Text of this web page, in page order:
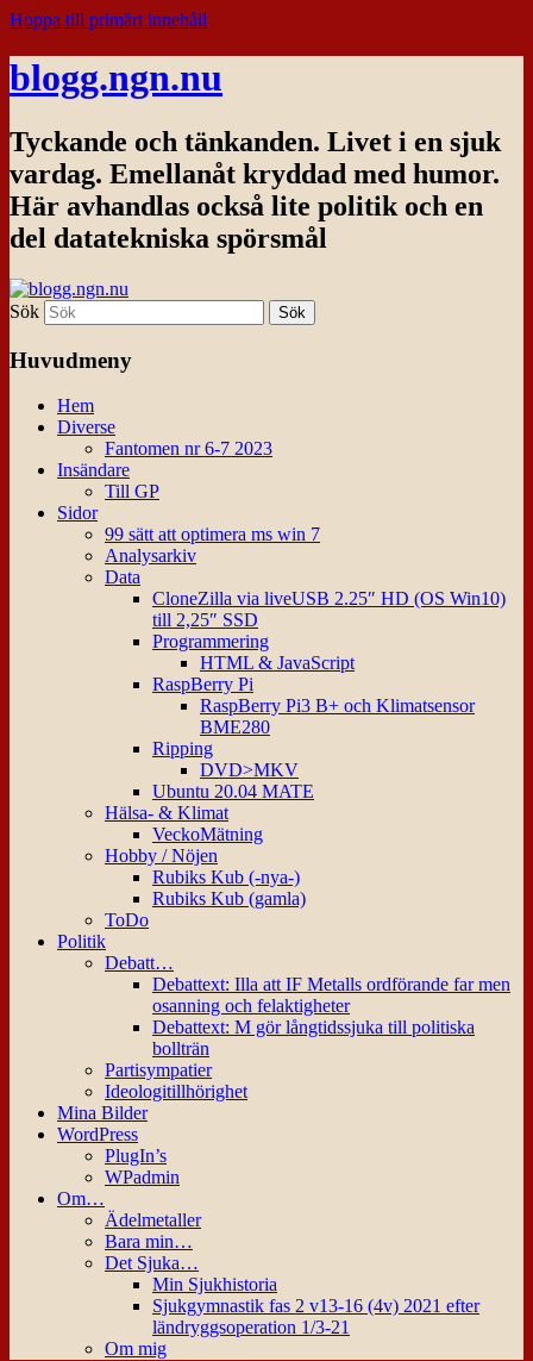
Hoppa till primärt innehåll
blogg.ngn.nu
Tyckande och tänkanden. Livet i en sjuk
vardag. Emellanåt kryddad med humor.
Här avhandlas också lite politik och en
del datatekniska spörsmål
Sök
Huvudmeny
Hem
Diverse
Fantomen nr 6-7 2023
Insändare
Till GP
Sidor
99 sätt att optimera ms win 7
Analysarkiv
Data
CloneZilla via liveUSB 2.25″ HD (OS Win10)
till 2,25″ SSD
Programmering
HTML & JavaScript
RaspBerry Pi
RaspBerry Pi3 B+ och Klimatsensor
BME280
Ripping
DVD>MKV
Ubuntu 20.04 MATE
Hälsa- & Klimat
VeckoMätning
Hobby / Nöjen
Rubiks Kub (-nya-)
Rubiks Kub (gamla)
ToDo
Politik
Debatt…
Debattext: Illa att IF Metalls ordförande far men
osanning och felaktigheter
Debattext: M gör långtidssjuka till politiska
bollträn
Partisympatier
Ideologitillhörighet
Mina Bilder
WordPress
PlugIn’s
WPadmin
Om…
Ädelmetaller
Bara min…
Det Sjuka…
Min Sjukhistoria
Sjukgymnastik fas 2 v13-16 (4v) 2021 efter
ländryggsoperation 1/3-21
Om mig